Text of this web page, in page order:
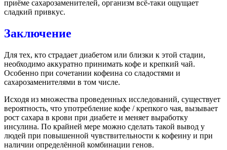
приёме сахарозаменителей, организм всё-таки ощущает
сладкий привкус.
Заключение
Для тех, кто страдает диабетом или близки к этой стадии,
необходимо аккуратно принимать кофе и крепкий чай.
Особенно при сочетании кофеина со сладостями и
сахарозаменителями в том числе.
Исходя из множества проведенных исследований, существует
вероятность, что употребление кофе / крепкого чая, вызывает
рост сахара в крови при диабете и меняет выработку
инсулина. По крайней мере можно сделать такой вывод у
людей при повышенной чувствительности к кофеину и при
наличии определённой комбинации генов.